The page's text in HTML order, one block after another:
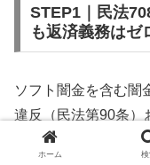
STEP1｜民法
も返済義務はゼ
ソフト闇金を含む闇
違反（民法第90条）
に該当するため、法
ホーム